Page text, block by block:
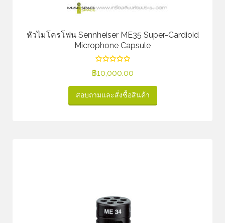
หัวไมโครโฟน Sennheiser ME35 Super-Cardioid
Microphone Capsule
฿10,000.00
สอบถามและสั่งซื้อสินค้า